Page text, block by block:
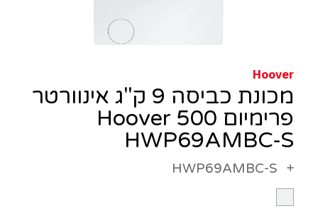
Hoover
מכונת כביסה 9 ק"ג אינוורטר
פרימיום 500 Hoover
HWP69AMBC-S
HWP69AMBC-S